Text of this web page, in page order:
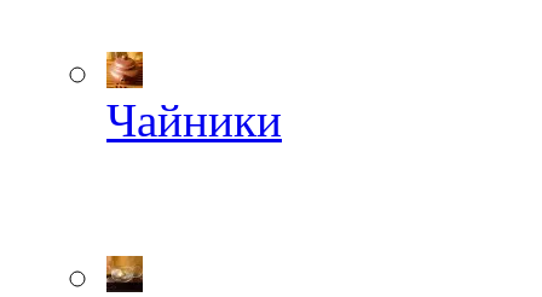
Чайники